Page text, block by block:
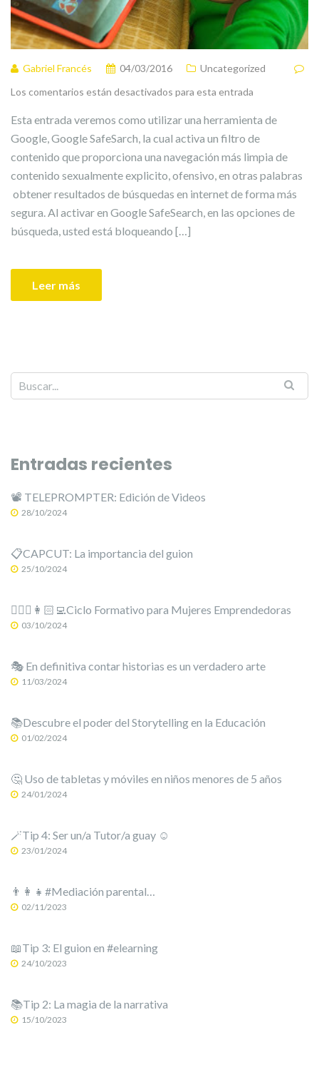
Gabriel Francés 04/03/2016
Uncategorized
Los comentarios están desactivados para esta entrada
Esta entrada veremos como utilizar una herramienta de
Google, Google SafeSarch, la cual activa un filtro de
contenido que proporciona una navegación más limpia de
contenido sexualmente explicito, ofensivo, en otras palabras
obtener resultados de búsquedas en internet de forma más
segura. Al activar en Google SafeSearch, en las opciones de
búsqueda, usted está bloqueando […]
Leer más
Entradas recientes
📽️ TELEPROMPTER: Edición de Videos
28/10/2024
📋CAPCUT: La importancia del guion
25/10/2024
🙋🏻‍♀️👩🏻‍💻Ciclo Formativo para Mujeres Emprendedoras
03/10/2024
🎭 En definitiva contar historias es un verdadero arte
11/03/2024
📚Descubre el poder del Storytelling en la Educación
01/02/2024
🤔 Uso de tabletas y móviles en niños menores de 5 años
24/01/2024
🪄Tip 4: Ser un/a Tutor/a guay ☺️
23/01/2024
👨‍👩‍👧#Mediación parental…
02/11/2023
📖Tip 3: El guion en #elearning
24/10/2023
📚Tip 2: La magia de la narrativa
15/10/2023